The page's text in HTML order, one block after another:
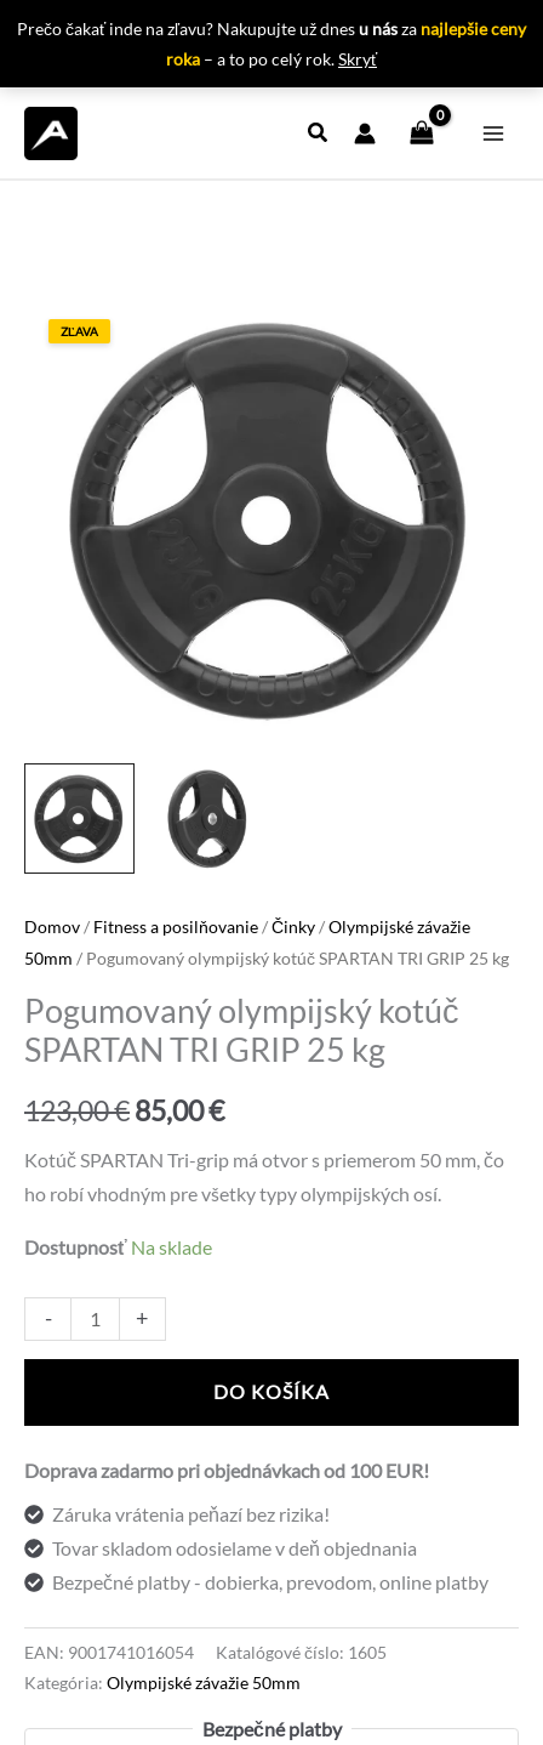
Prečo čakať inde na zľavu? Nakupujte už dnesu násza najlepšie ceny
roka – a to po celý rok.Skryť
Preskočiť
ZĽAVA
Domov/ Fitness a posilňovanie/Činky/Olympijské závažie
50mm / Pogumovaný olympijský kotúč SPARTAN TRI GRIP 25 kg
Pogumovaný olympijský kotúč
SPARTAN TRI GRIP 25 kg
123,00€Pôvodná
cena
bola:
123,00 €.
85,00€Aktuálna
cena
je:
Kotúč SPARTAN Tri-grip má otvor s priemerom 50 mm, čo
ho robí vhodným pre všetky typy olympijských osí.
Dostupnosť Na sklade
-
množstvo
Pogumovaný
TRI
GRIP
25
kg
+
DO KOŠÍKA
Doprava zadarmo pri objednávkach od 100 EUR!
Záruka vrátenia peňazí bez rizika!
Tovar skladom odosielame v deň objednania
Bezpečné platby - dobierka, prevodom, online platby
EAN: 9001741016054 Katalógové číslo: 1605
Kategória: Olympijské závažie 50mm
Bezpečné platby